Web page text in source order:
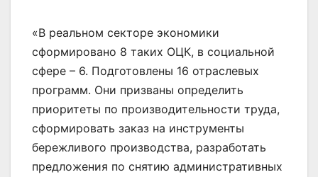
«В реальном секторе экономики
сформировано 8 таких ОЦК, в социальной
сфере – 6. Подготовлены 16 отраслевых
программ. Они призваны определить
приоритеты по производительности труда,
сформировать заказ на инструменты
бережливого производства, разработать
предложения по снятию административных